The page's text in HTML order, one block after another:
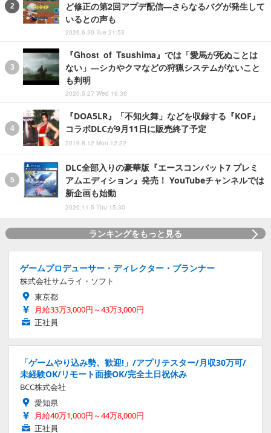
ど修正の第2回アプデ配信―さらなるバグが発生して
いるとの声も
2026.6.30 Tue 21:53
『Ghost of Tsushima』では「愛馬が死ぬことは
ない」―シカやクマなどの狩猟システムがないこと
も判明
2020.5.27 Wed 16:36
『DOA5LR』「不知火舞」などを収録する『KOF』
コラボDLCが9月11日に販売終了予定
2019.8.12 Mon 12:22
DLC全部入りの豪華版『エースコンバット7 プレミ
アムエディション』発売！ YouTubeチャンネルでは
新企画も始動
2020.11.5 Thu 15:30
ランキングをもっと見る
ゲームプロデューサー・ディレクター・プランナー
株式会社サムライ・ソフト
東京都
月給33万3,000円～43万3,000円
正社員
「ゲームやり込み勢、歓迎!」/アプリテスター/月収30万可/
未経験OK/リモート面接OK/完全土日祝休み
BCC株式会社
愛知県
月給40万1,000円～44万8,000円
正社員